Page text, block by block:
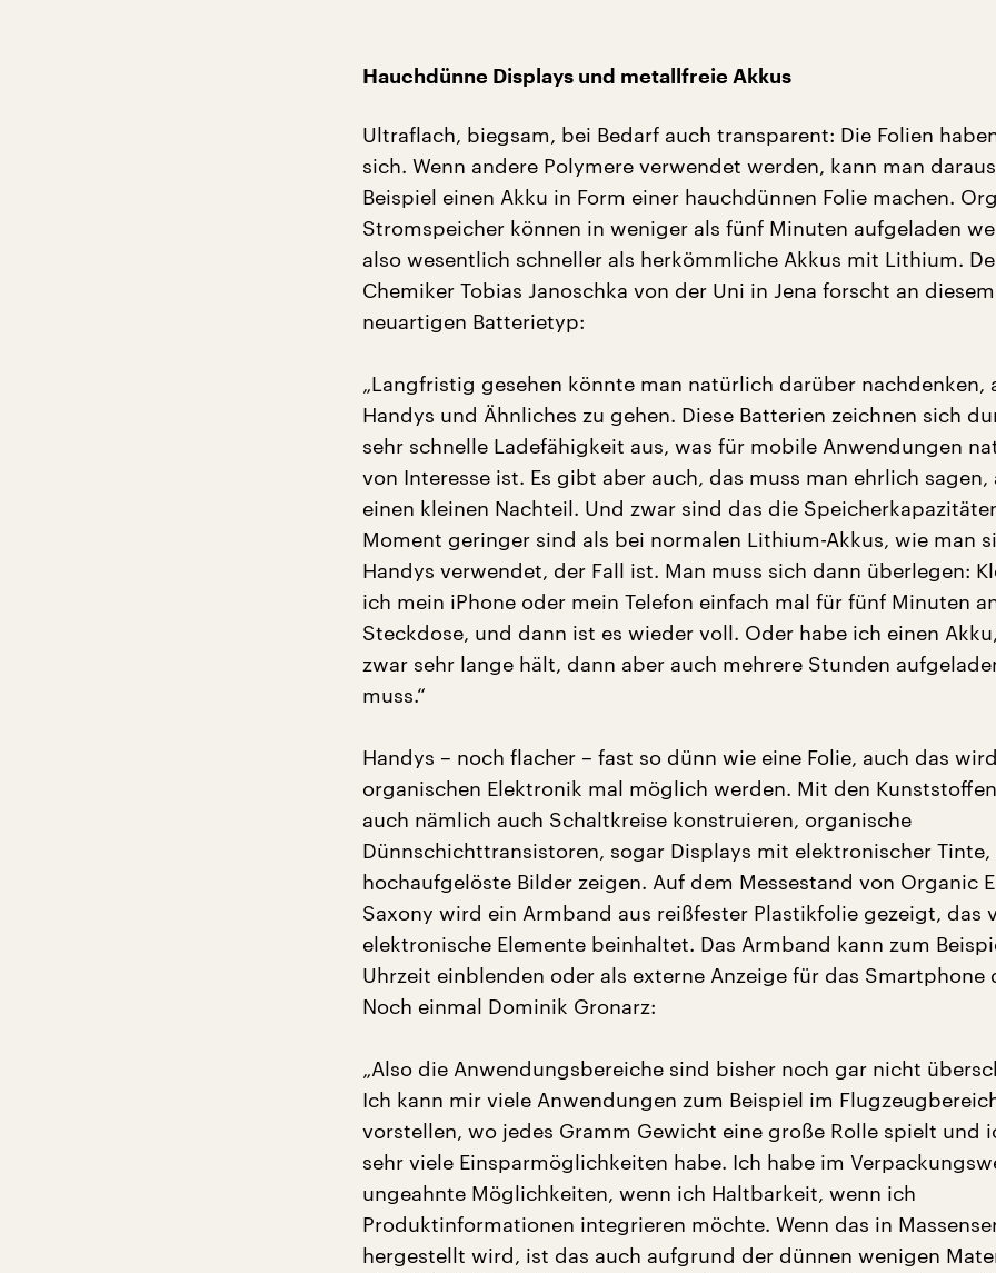
Hauchdünne Displays und metallfreie Akkus
Ultraflach, biegsam, bei Bedarf auch transparent: Die Folien
sich. Wenn andere Polymere verwendet werden, kann man
Beispiel einen Akku in Form einer hauchdünnen Folie machen.
Stromspeicher können in weniger als fünf Minuten aufgeladen
also wesentlich schneller als herkömmliche Akkus mit Lithium.
Chemiker Tobias Janoschka von der Uni in Jena forscht an diesem
neuartigen Batterietyp:
„Langfristig gesehen könnte man natürlich darüber nachdenken,
Handys und Ähnliches zu gehen. Diese Batterien zeichnen sich
sehr schnelle Ladefähigkeit aus, was für mobile Anwendungen
von Interesse ist. Es gibt aber auch, das muss man ehrlich sagen,
einen kleinen Nachteil. Und zwar sind das die
Moment geringer sind als bei normalen Lithium-Akkus, wie man
Handys verwendet, der Fall ist. Man muss sich dann überlegen:
ich mein iPhone oder mein Telefon einfach mal für fünf Minuten
Steckdose, und dann ist es wieder voll. Oder habe ich einen
zwar sehr lange hält, dann aber auch mehrere Stunden
muss.“
Handys – noch flacher – fast so dünn wie eine Folie, auch das
organischen Elektronik mal möglich werden. Mit den
auch nämlich auch Schaltkreise konstruieren, organische
Dünnschichttransistoren, sogar Displays mit elektronischer Tinte,
hochaufgelöste Bilder zeigen. Auf dem Messestand von Organic
Saxony wird ein Armband aus reißfester Plastikfolie gezeigt, das
elektronische Elemente beinhaltet. Das Armband kann zum
Uhrzeit einblenden oder als externe Anzeige für das Smartphone
Noch einmal Dominik Gronarz:
„Also die Anwendungsbereiche sind bisher noch gar nicht
Ich kann mir viele Anwendungen zum Beispiel im
vorstellen, wo jedes Gramm Gewicht eine große Rolle spielt und
sehr viele Einsparmöglichkeiten habe. Ich habe im
ungeahnte Möglichkeiten, wenn ich Haltbarkeit, wenn ich
Produktinformationen integrieren möchte. Wenn das in
hergestellt wird, ist das auch aufgrund der dünnen wenigen